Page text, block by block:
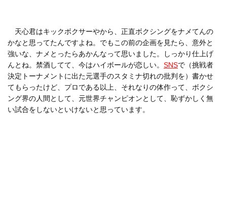
天心君はキックボクサーやから、正直ボクシングをナメてんの
かなと思ってたんですよね。でもこの前の企画を見たら、意外と
強いな、ナメとったらあかんなって思いました。しっかり仕上げ
んとね。禁酒してて、今はハイボールが恋しい。 SNSで（挑戦者
決定トーナメントに出た元選手のスタミナ切れの批判を）書かせ
てもらったけど、プロである以上、それなりの体作って、ボクシ
ング界の人間として、元世界チャンピオンとして、恥ずかしく無
い試合をしないといけないと思っています。